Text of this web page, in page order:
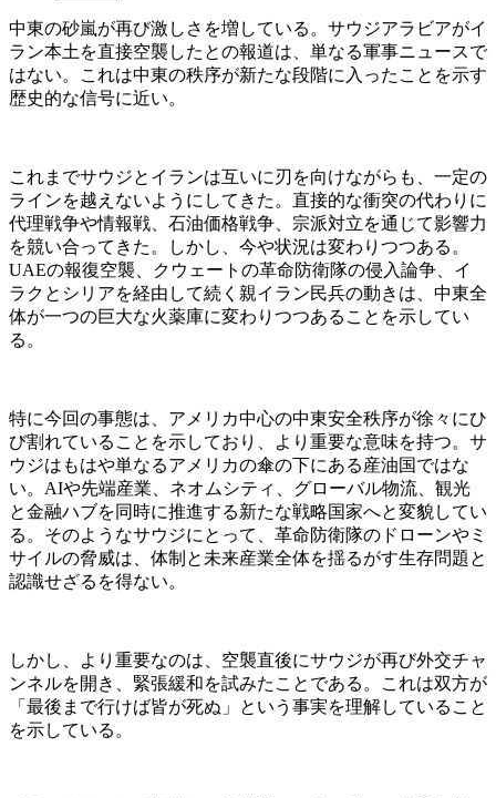
中東の砂嵐が再び激しさを増している。サウジアラビアがイ
ラン本土を直接空襲したとの報道は、単なる軍事ニュースで
はない。これは中東の秩序が新たな段階に入ったことを示す
歴史的な信号に近い。
これまでサウジとイランは互いに刃を向けながらも、一定の
ラインを越えないようにしてきた。直接的な衝突の代わりに
代理戦争や情報戦、石油価格戦争、宗派対立を通じて影響力
を競い合ってきた。しかし、今や状況は変わりつつある。
UAEの報復空襲、クウェートの革命防衛隊の侵入論争、イ
ラクとシリアを経由して続く親イラン民兵の動きは、中東全
体が一つの巨大な火薬庫に変わりつつあることを示してい
る。
特に今回の事態は、アメリカ中心の中東安全秩序が徐々にひ
び割れていることを示しており、より重要な意味を持つ。サ
ウジはもはや単なるアメリカの傘の下にある産油国ではな
い。AIや先端産業、ネオムシティ、グローバル物流、観光
と金融ハブを同時に推進する新たな戦略国家へと変貌してい
る。そのようなサウジにとって、革命防衛隊のドローンやミ
サイルの脅威は、体制と未来産業全体を揺るがす生存問題と
認識せざるを得ない。
しかし、より重要なのは、空襲直後にサウジが再び外交チャ
ンネルを開き、緊張緩和を試みたことである。これは双方が
「最後まで行けば皆が死ぬ」という事実を理解していること
を示している。